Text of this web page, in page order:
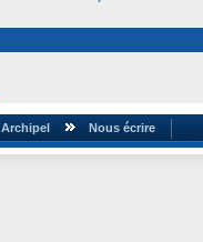
Archipel Nous écrire